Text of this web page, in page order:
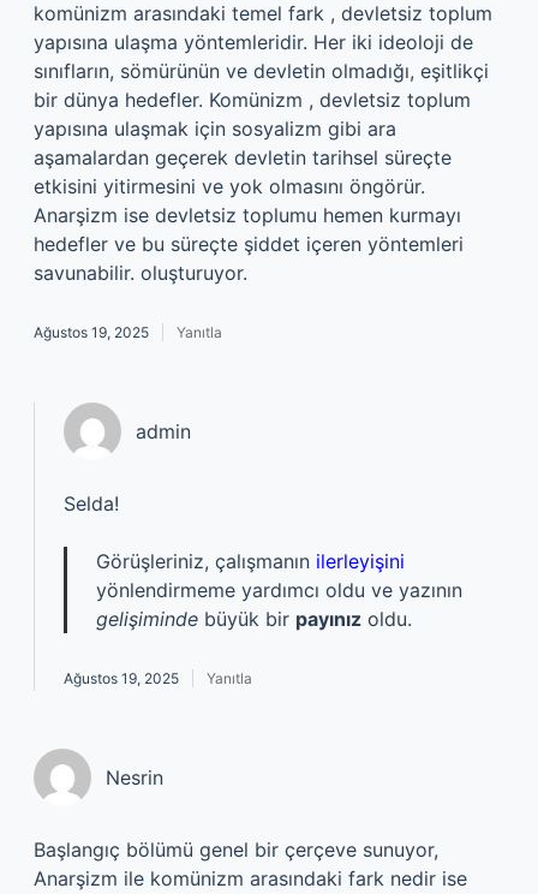
komünizm arasındaki temel fark , devletsiz toplum
yapısına ulaşma yöntemleridir. Her iki ideoloji de
sınıfların, sömürünün ve devletin olmadığı, eşitlikçi
bir dünya hedefler. Komünizm , devletsiz toplum
yapısına ulaşmak için sosyalizm gibi ara
aşamalardan geçerek devletin tarihsel süreçte
etkisini yitirmesini ve yok olmasını öngörür.
Anarşizm ise devletsiz toplumu hemen kurmayı
hedefler ve bu süreçte şiddet içeren yöntemleri
savunabilir. oluşturuyor.
Ağustos 19, 2025 Yanıtla
admin
Selda!
Görüşleriniz, çalışmanın ilerleyişini
yönlendirmeme yardımcı oldu ve yazının
gelişiminde büyük bir payınız oldu.
Ağustos 19, 2025 Yanıtla
Nesrin
Başlangıç bölümü genel bir çerçeve sunuyor,
Anarşizm ile komünizm arasındaki fark nedir ise